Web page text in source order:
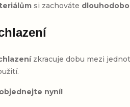
si zachováte
zkracuje dobu mezi
nyní!